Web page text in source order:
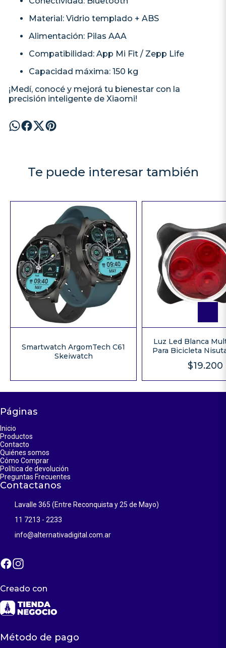
Material: Vidrio templado + ABS
Alimentación: Pilas AAA
Compatibilidad: App Mi Fit / Zepp Life
Capacidad máxima: 150 kg
¡Medí, conocé y mejorá tu bienestar con la
precisión inteligente de Xiaomi!
Te puede interesar también
Smartwatch ArgomTech C61
Skeiwatch
Luz Led Blanca
Para Bicicleta
Color
$19.200
Páginas
Inicio
Productos
Contacto
Quiénes somos
Cómo Comprar
Política de devolución
Preguntas Frecuentes
Contactanos
Lavalle 365 (Entre Reconquista y 25 de Mayo)
11 7213 - 2233
info@alternativadigital.com.ar
Creado con
Método de pago